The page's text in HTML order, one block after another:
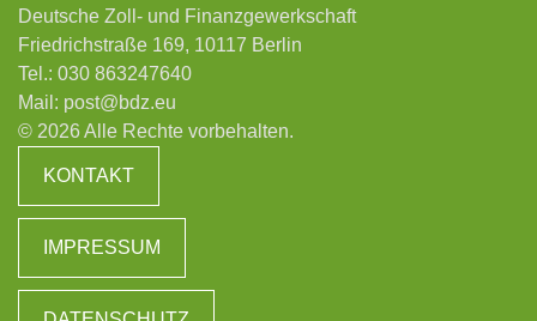
Deutsche Zoll- und Finanzgewerkschaft
Friedrichstraße 169, 10117 Berlin
Tel.: 030 863247640
Mail: post@bdz.eu
© 2026 Alle Rechte vorbehalten.
KONTAKT
IMPRESSUM